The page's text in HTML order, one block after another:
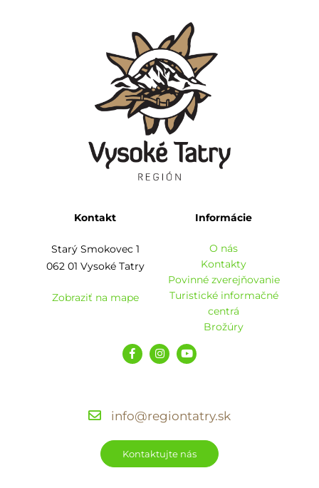
Kontakt
Starý Smokovec 1
062 01 Vysoké Tatry
Zobraziť na mape
Informácie
O nás
Kontakty
Povinné zverejňovanie
Turistické informačné
centrá
Brožúry
info@regiontatry.sk
Kontaktujte nás